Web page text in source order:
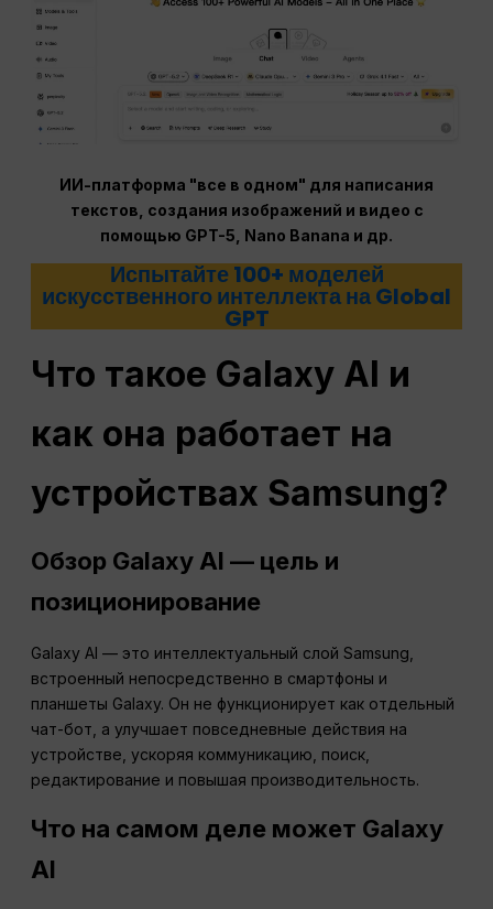
ИИ-платформа "все в одном" для написания
текстов, создания изображений и видео с
помощью GPT-5, Nano Banana и др.
Испытайте 100+ моделей
искусственного интеллекта на Global
GPT
Что такое Galaxy AI и
как она работает на
устройствах Samsung?
Обзор Galaxy AI — цель и
позиционирование
Galaxy AI — это интеллектуальный слой Samsung,
встроенный непосредственно в смартфоны и
планшеты Galaxy. Он не функционирует как отдельный
чат-бот, а улучшает повседневные действия на
устройстве, ускоряя коммуникацию, поиск,
редактирование и повышая производительность.
Что на самом деле может Galaxy
AI